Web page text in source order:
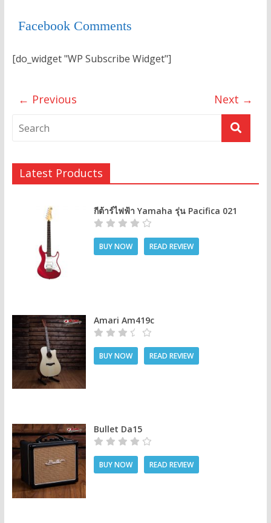
Facebook Comments
[do_widget "WP Subscribe Widget"]
← Previous Next →
Latest Products
กีต้าร์ไฟฟ้า Yamaha รุ่น Pacifica 021
BUY NOW READ REVIEW
Amari Am419c
BUY NOW READ REVIEW
Bullet Da15
BUY NOW READ REVIEW